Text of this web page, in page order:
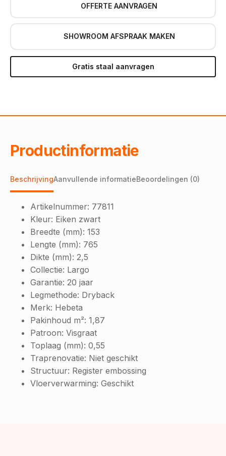
OFFERTE AANVRAGEN
SHOWROOM AFSPRAAK MAKEN
Gratis staal aanvragen
Productinformatie
BeschrijvingAanvullende informatieBeoordelingen (0)
Artikelnummer: 77811
Kleur: Eiken zwart
Breedte (mm): 153
Lengte (mm): 765
Dikte (mm): 2,5
Collectie: Largo
Garantie: 20 jaar
Legmethode: Dryback
Merk: Hebeta
Pakinhoud m²: 1,87
Patroon: Visgraat
Toplaag (mm): 0,55
Traprenovatie: Niet geschikt
Structuur: Register embossing
Vloerverwarming: Geschikt